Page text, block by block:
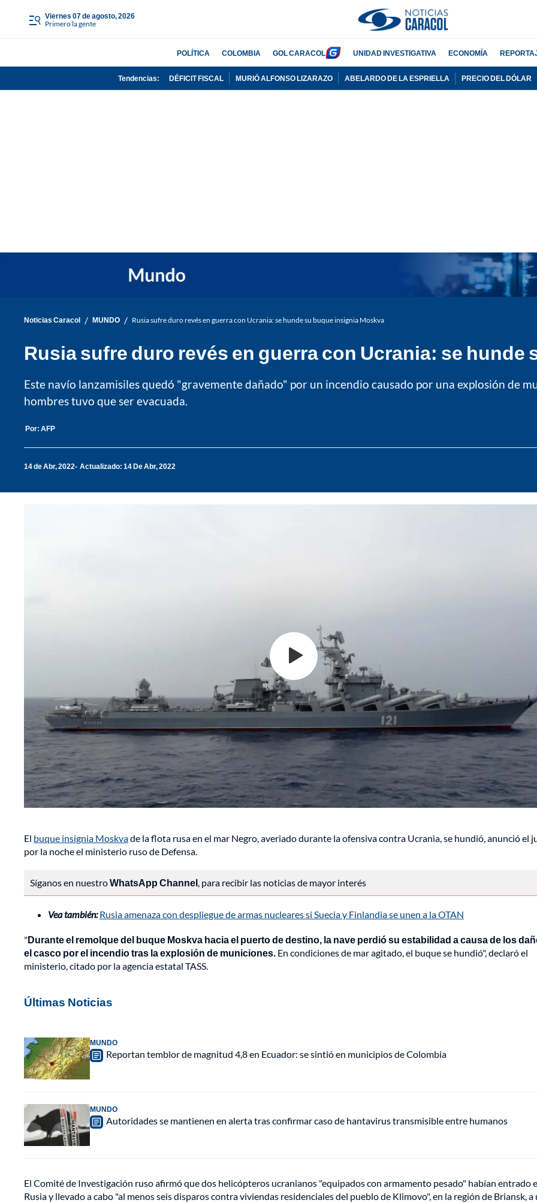
viernes 07 de agosto, 2026
Primero la gente
POLÍTICA COLOMBIA GOL CARACOL UNIDAD INVESTIGATIVA ECONOMÍA
Tendencias: DÉFICIT FISCAL MURIÓ ALFONSO LIZARAZO ABELARDO DE LA ESPRIELLA PRECIO DEL DÓLAR
Noticias Caracol / MUNDO / Rusia sufre duro revés en guerra con Ucrania: se hunde su buque insignia Moskva
Rusia sufre duro revés en guerra con Ucrania: se
Este navío lanzamisiles quedó "gravemente dañado" por un incendio causado por una explosión de
hombres tuvo que ser evacuada.
Por: AFP
14 de Abr, 2022 Actualizado: 14 De Abr, 2022
El buque insignia Moskvade la flota rusa en el mar Negro, averiado durante la ofensiva contra Ucrania, se hundió, anunció el
por la noche el ministerio ruso de Defensa.
Síganos en nuestroWhatsApp Channel, para recibir las noticias de mayor interés
Vea también: Rusia amenaza con despliegue de armas nucleares si Suecia y Finlandia se unen a la OTAN
"Durante el remolque del buque Moskva hacia el puerto de destino, la nave perdió su estabilidad a causa de los
el casco por el incendio tras la explosión de municiones. En condiciones de mar agitado, el buque se hundió", declaró el
ministerio, citado por la agencia estatal TASS.
Últimas Noticias
MUNDO
Reportan temblor de magnitud 4,8 en Ecuador: se sintió en municipios de Colombia
MUNDO
Autoridades se mantienen en alerta tras confirmar caso de hantavirus transmisible entre humanos
El Comité de Investigación ruso afirmó que dos helicópteros ucranianos "equipados con armamento pesado" habían entrado
Rusia y llevado a cabo "al menos seis disparos contra viviendas residenciales del pueblo de Klimovo", en la región de Briansk, a